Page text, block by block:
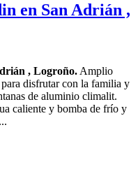
en San Adrián ,
, Logroño. Amplio
disfrutar con la familia y
de aluminio climalit.
caliente y bomba de frío y